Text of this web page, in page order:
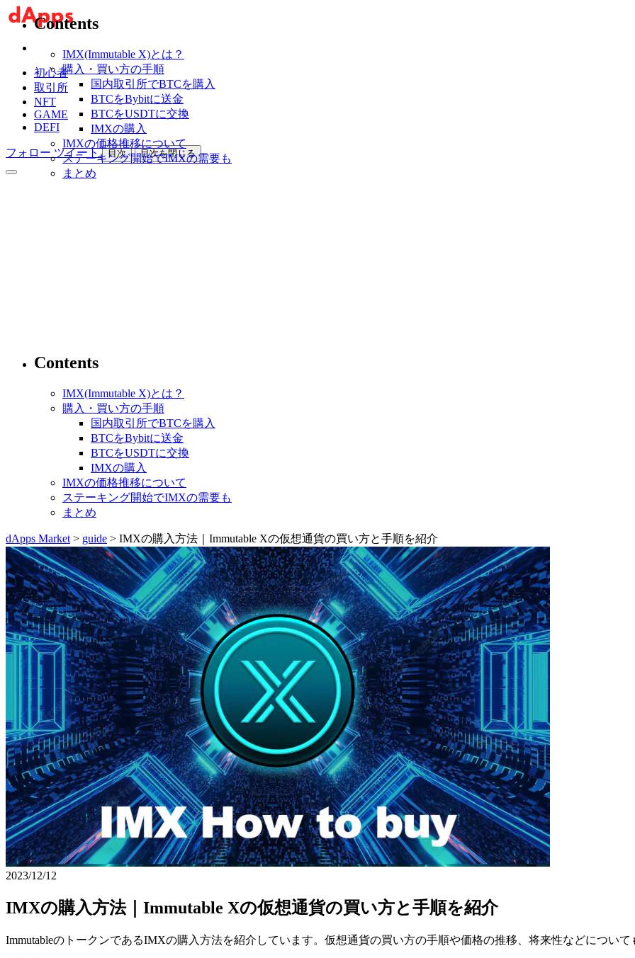
初心者
取引所
NFT
GAME
DEFI
フォロー ツイート 目次 目次を閉じる
Contents
IMX(Immutable X)とは？
購入・買い方の手順
国内取引所でBTCを購入
BTCをBybitに送金
BTCをUSDTに交換
IMXの購入
IMXの価格推移について
ステーキング開始でIMXの需要も
まとめ
Contents
IMX(Immutable X)とは？
購入・買い方の手順
国内取引所でBTCを購入
BTCをBybitに送金
BTCをUSDTに交換
IMXの購入
IMXの価格推移について
ステーキング開始でIMXの需要も
まとめ
dApps Market > guide > IMXの購入方法｜Immutable Xの仮想通貨の買い方と手順を紹介
2023/12/12
IMXの購入方法｜Immutable Xの仮想通貨の買い方と手順を紹介
ImmutableのトークンであるIMXの購入方法を紹介しています。仮想通貨の買い方の手順や価格の推移、将来性などについて